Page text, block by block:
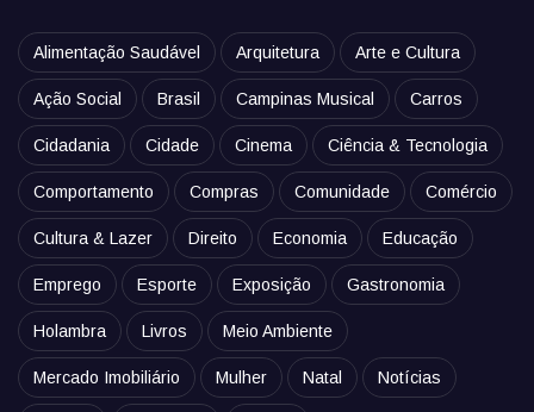
Alimentação Saudável Arquitetura Arte e Cultura
Ação Social Brasil Campinas Musical Carros
Cidadania Cidade Cinema Ciência & Tecnologia
Comportamento Compras Comunidade Comércio
Cultura & Lazer Direito Economia Educação
Emprego Esporte Exposição Gastronomia
Holambra Livros Meio Ambiente
Mercado Imobiliário Mulher Natal Notícias